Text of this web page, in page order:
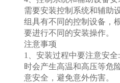
需要安装控制系统和辅助
组具有不同的控制设备，
要进行不同的安装操作。
注意事项
1、安装过程中要注意安
时会产生高温和高压等危
意安全，避免意外伤害。